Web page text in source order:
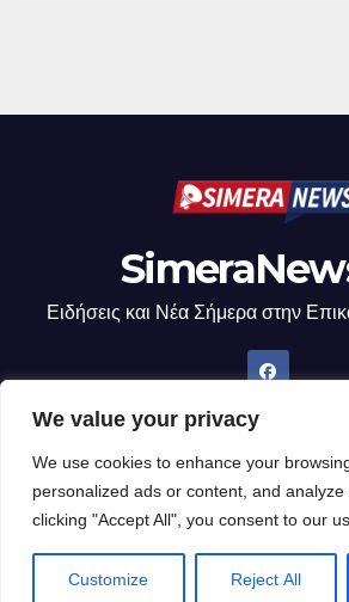
We value your privacy
We use cookies to enhance your
personalized ads or content, and
clicking "Accept All", you consent to our
Customize Reject All
Ειδήσεις και Νέα Σήμερα στην
Δημιουργήθηκε από το digital2000 με την
Θέμα: Newsup από
Home